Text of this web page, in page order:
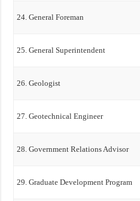
24. General Foreman
25. General Superintendent
26. Geologist
27. Geotechnical Engineer
28. Government Relations Advisor
29. Graduate Development Program